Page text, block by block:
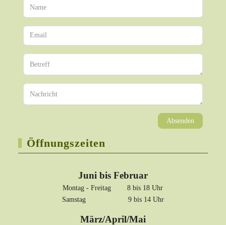
Absenden
Öffnungszeiten
Juni bis Februar
Montag - Freitag 8 bis 18 Uhr
Samstag 9 bis 14 Uhr
März/April/Mai